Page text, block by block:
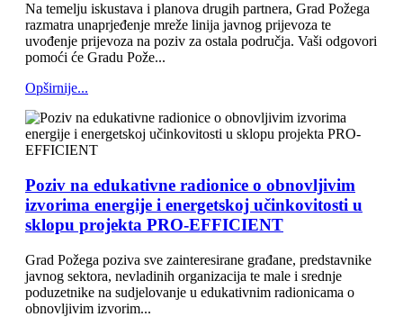
Na temelju iskustava i planova drugih partnera, Grad Požega
razmatra unaprjeđenje mreže linija javnog prijevoza te
uvođenje prijevoza na poziv za ostala područja. Vaši odgovori
pomoći će Gradu Pože...
Opširnije...
Poziv na edukativne radionice o obnovljivim
izvorima energije i energetskoj učinkovitosti u
sklopu projekta PRO-EFFICIENT
Grad Požega poziva sve zainteresirane građane, predstavnike
javnog sektora, nevladinih organizacija te male i srednje
poduzetnike na sudjelovanje u edukativnim radionicama o
obnovljivim izvorim...